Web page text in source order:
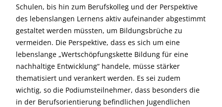
Schulen, bis hin zum Berufskolleg und der Perspektive
des lebenslangen Lernens aktiv aufeinander abgestimmt
gestaltet werden müssten, um Bildungsbrüche zu
vermeiden. Die Perspektive, dass es sich um eine
lebenslange „Wertschöpfungskette Bildung für eine
nachhaltige Entwicklung“ handele, müsse stärker
thematisiert und verankert werden. Es sei zudem
wichtig, so die Podiumsteilnehmer, dass besonders die
in der Berufsorientierung befindlichen Jugendlichen